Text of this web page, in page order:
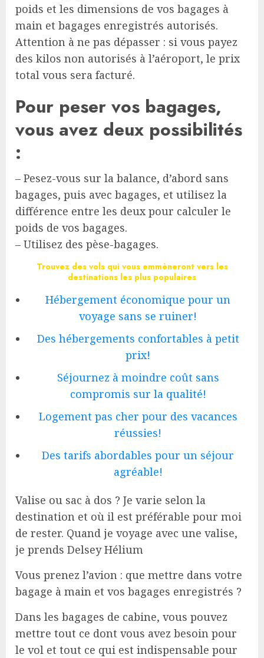
poids et les dimensions de vos bagages à
main et bagages enregistrés autorisés.
Attention à ne pas dépasser : si vous payez
des kilos non autorisés à l’aéroport, le prix
total vous sera facturé.
Pour peser vos bagages,
vous avez deux possibilités
:
– Pesez-vous sur la balance, d’abord sans
bagages, puis avec bagages, et utilisez la
différence entre les deux pour calculer le
poids de vos bagages.
– Utilisez des pèse-bagages.
Trouvez des vols qui vous emmèneront vers les
destinations les plus populaires
Hébergement économique pour un
voyage sans se ruiner!
Des hébergements confortables à petit
prix!
Séjournez à moindre coût sans
compromis sur la qualité!
Logement pas cher pour des vacances
réussies!
Des tarifs abordables pour un séjour
agréable!
Valise ou sac à dos ? Je varie selon la
destination et où il est préférable pour moi
de rester. Quand je voyage avec une valise,
je prends Delsey Hélium
Vous prenez l’avion : que mettre dans votre
bagage à main et vos bagages enregistrés ?
Dans les bagages de cabine, vous pouvez
mettre tout ce dont vous avez besoin pour
le vol et tout ce qui est indispensable pour